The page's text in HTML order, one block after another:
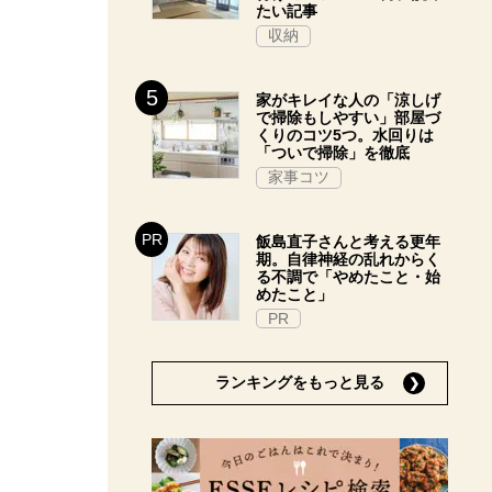
たい記事
収納
家がキレイな人の「涼しげ
で掃除もしやすい」部屋づ
くりのコツ5つ。水回りは
「ついで掃除」を徹底
家事コツ
飯島直子さんと考える更年
期。自律神経の乱れからく
る不調で「やめたこと・始
めたこと」
PR
ランキングをもっと見る